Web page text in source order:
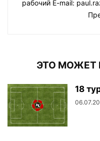
рабочий E-mail:
ЭТО МОЖЕТ
18